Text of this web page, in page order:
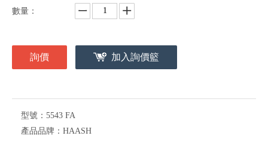
數量：
詢價 加入詢價籃
型號： 5543 FA
產品品牌： HAASH